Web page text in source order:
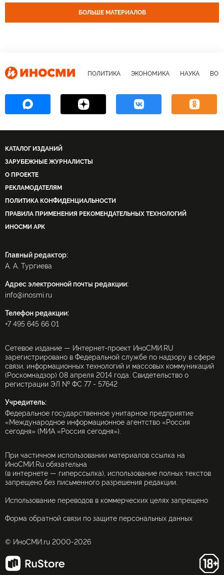
БОЛЬШЕ МАТЕРИАЛОВ
ПОЛИТИКА ЭКОНОМИКА НАУКА
КАТАЛОГ ИЗДАНИЙ
ЗАРУБЕЖНЫЕ ЖУРНАЛИСТЫ
О ПРОЕКТЕ
РЕКЛАМОДАТЕЛЯМ
ПОЛИТИКА КОНФИДЕНЦИАЛЬНОСТИ
ПРАВИЛА ПРИМЕНЕНИЯ РЕКОМЕНДАТЕЛЬНЫХ ТЕХНОЛОГИЙ
ИНОСМИ APK
Главный редактор:
А. А. Тургиева
Адрес электронной почты редакции:
info@inosmi.ru
Телефон редакции:
+7 495 645 66 01
Сетевое издание — Интернет-проект ИноСМИ.RU
зарегистрировано в Федеральной службе по надзору в сфере
связи, информационных технологий и массовых коммуникаций
(Роскомнадзор) 08 апреля 2014 года. Свидетельство о
регистрации ЭЛ № ФС 77 - 57642
Учредитель:
Федеральное государственное унитарное предприятие
«Международное информационное агентство «Россия
сегодня» (МИА «Россия сегодня»).
При частичном использовании материалов ссылка на
ИноСМИ.Ru обязательна
(в интернете — гиперссылка), использование полных текстов
запрещено без письменного разрешения редакции.
Использование переводов в коммерческих целях запрещено
Форма обратной связи по защите персональных данных
© ИноСМИ.ru 2000-2026